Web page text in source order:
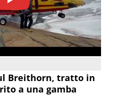
Breithorn, tratto in
a una gamba